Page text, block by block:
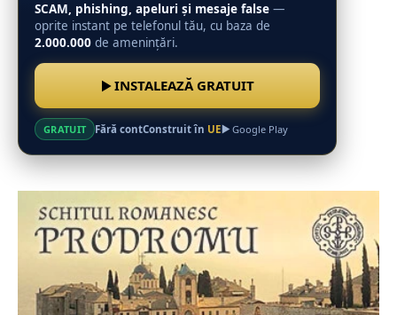
SCAM, phishing, apeluri și mesaje false —
oprite instant pe telefonul tău, cu baza de
2.000.000 de amenințări.
INSTALEAZĂ GRATUIT
GRATUIT Fără contConstruit în UE Google Play